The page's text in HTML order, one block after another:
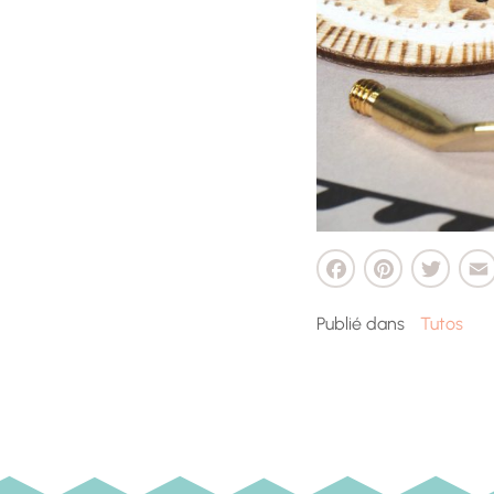
Facebook
Pinterest
Twitter
Publié dans Tutos